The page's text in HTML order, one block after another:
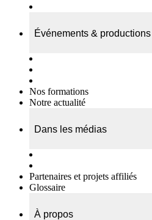
Événements & productions
Nos formations
Notre actualité
Dans les médias
Partenaires et projets affiliés
Glossaire
À propos